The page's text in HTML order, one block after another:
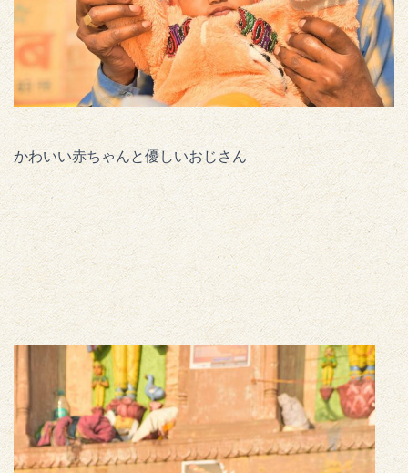
かわいい赤ちゃんと優しいおじさん